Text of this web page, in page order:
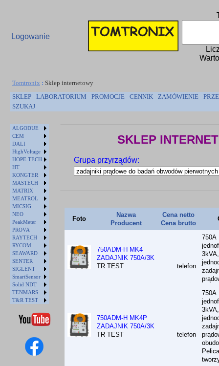
Logowanie
Tomtronix : Sklep internetowy
SKLEP
LABORATORIUM PROMOCJE CENNIK ZAMÓWIENIE
SZUKAJ
ALGODUE
CEM
DALI
HighVoltage
HOPE TECH
HT
KONGTER
MASTECH
MATRIX
MEATROL
MICSIG
NEO
PeakMeter
PROVA
RAYTECH
RYCOM
SEAWARD
SENTER
SIGLENT
SmartSensor
Solid NDT
TENMARS
T&R TEST
SKLEP
Grupa przyrządów:
Foto
Nazwa
Producent
Cena netto
Cena brutto
750ADM-H MK4
ZADAJNIK 750A/3K
TR TEST
telefon
750A
3kVA,
750ADM-H MK4P
ZADAJNIK 750A/3K
TR TEST
telefon
750A
3kVA,